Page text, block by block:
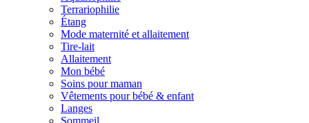
Terrariophilie
Étang
Mode maternité et allaitement
Tire-lait
Allaitement
Mon bébé
Soins pour maman
Vêtements pour bébé & enfant
Langes
Sommeil